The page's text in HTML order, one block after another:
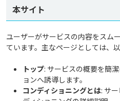
本サイト
ユーザーがサービスの内容をスム
ています。主なページとしては、
トップ: サービスの概要を簡
ョンへ誘導します。
コンディショニングとは: サ